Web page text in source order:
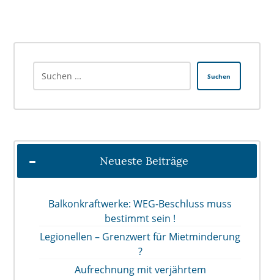
Suchen
Neueste Beiträge
Balkonkraftwerke: WEG-Beschluss muss
bestimmt sein !
Legionellen – Grenzwert für Mietminderung
?
Aufrechnung mit verjährtem